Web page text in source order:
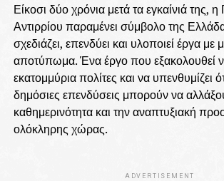
Είκοσι δύο χρόνια μετά τα εγκαίνιά της,
Αντιρρίου παραμένει σύμβολο της
σχεδιάζει, επενδύει και υλοποιεί έργα
αποτύπωμα. Ένα έργο που εξακολουθεί
εκατομμύρια πολίτες και να υπενθυμίζει
δημόσιες επενδύσεις μπορούν να
καθημερινότητα και την αναπτυξιακή
ολόκληρης χώρας.
ADVERTISEMENT